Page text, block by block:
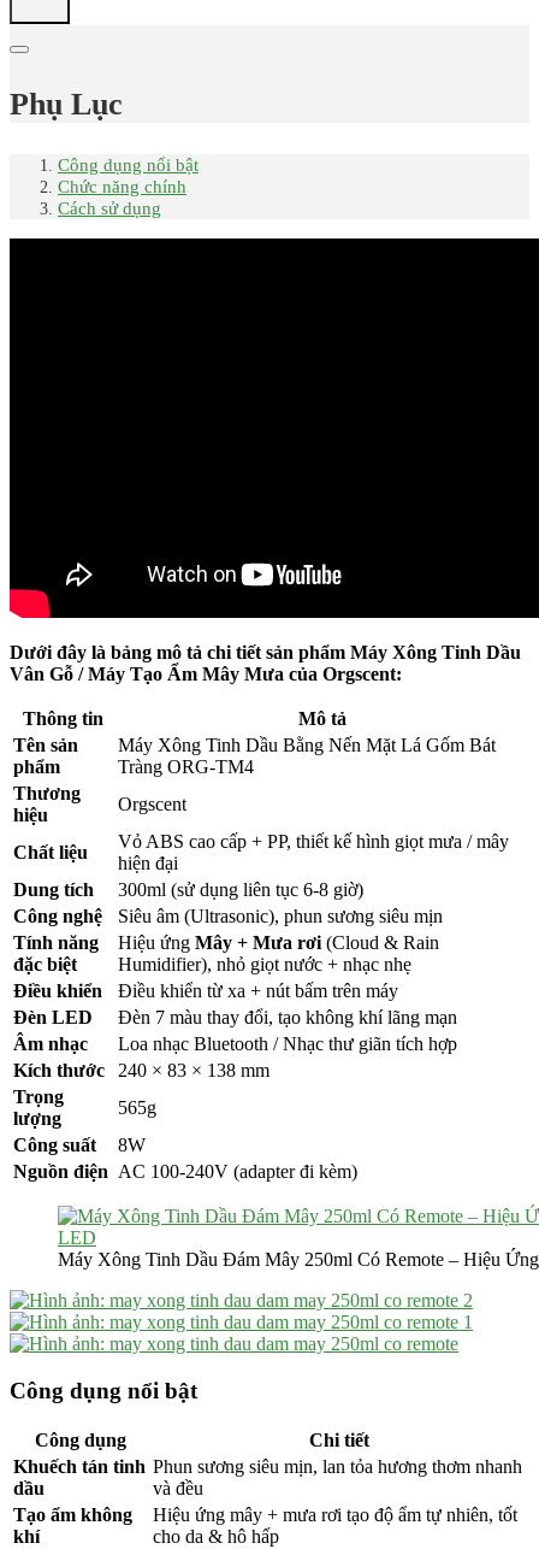
Phụ Lục
Công dụng nổi bật
Chức năng chính
Cách sử dụng
Dưới đây là bảng mô tả chi tiết sản phẩm Máy Xông Tinh Dầu
Vân Gỗ / Máy Tạo Ẩm Mây Mưa của Orgscent:
Thông tin
Mô tả
Tên sản
phẩm
Máy Xông Tinh Dầu Bằng Nến Mặt Lá Gốm Bát
Tràng ORG-TM4
Thương
hiệu
Orgscent
Chất liệu
Vỏ ABS cao cấp + PP, thiết kế hình giọt mưa / mây
hiện đại
Dung tích
300ml (sử dụng liên tục 6-8 giờ)
Công nghệ
Siêu âm (Ultrasonic), phun sương siêu mịn
Tính năng
đặc biệt
Hiệu ứng Mây + Mưa rơi (Cloud & Rain
Humidifier), nhỏ giọt nước + nhạc nhẹ
Điều khiển
Điều khiển từ xa + nút bấm trên máy
Đèn LED
Đèn 7 màu thay đổi, tạo không khí lãng mạn
Âm nhạc
Loa nhạc Bluetooth / Nhạc thư giãn tích hợp
Kích thước
240 × 83 × 138 mm
Trọng
lượng
565g
Công suất
8W
Nguồn điện AC 100-240V (adapter đi kèm)
Máy Xông Tinh Dầu Đám Mây 250ml Có Remote – Hiệu
Công dụng nổi bật
Công dụng
Chi tiết
Khuếch tán tinh
dầu
Phun sương siêu mịn, lan tỏa hương thơm nhanh
và đều
Tạo ẩm không
khí
Hiệu ứng mây + mưa rơi tạo độ ẩm tự nhiên, tốt
cho da & hô hấp